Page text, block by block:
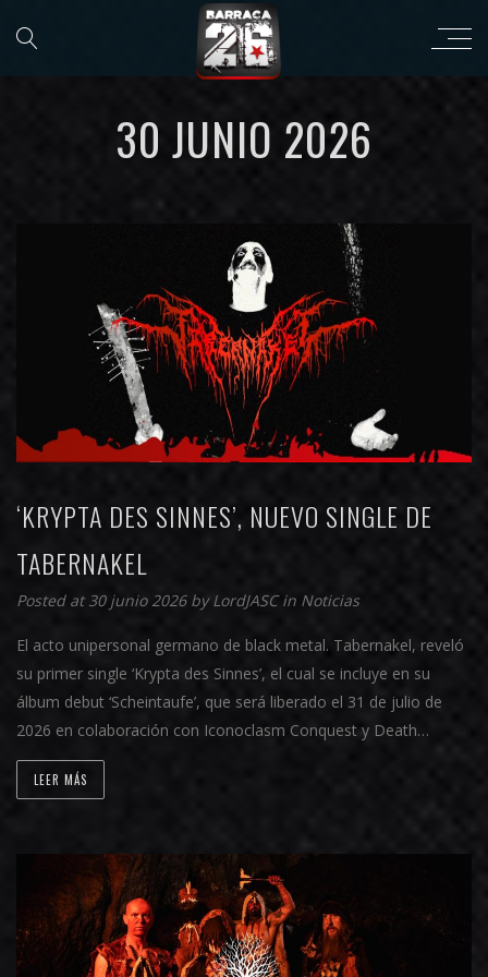
30 JUNIO 2026
‘KRYPTA DES SINNES’, NUEVO SINGLE DE
TABERNAKEL
Posted at 30 junio 2026 byLordJASCin Noticias
El acto unipersonal germano de black metal. Tabernakel, reveló
su primer single ‘Krypta des Sinnes’, el cual se incluye en su
álbum debut ‘Scheintaufe’, que será liberado el 31 de julio de
2026 en colaboración con Iconoclasm Conquest y Death…
LEER MÁS